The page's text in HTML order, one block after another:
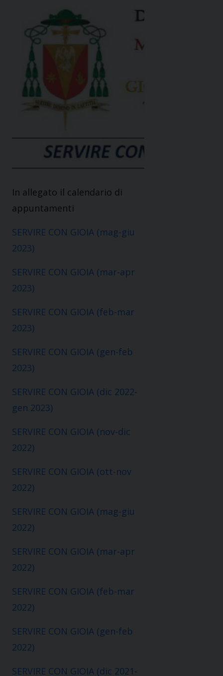
In allegato il calendario di
appuntamenti
SERVIRE CON GIOIA (mag-giu
2023)
SERVIRE CON GIOIA (mar-apr
2023)
SERVIRE CON GIOIA (feb-mar
2023)
SERVIRE CON GIOIA (gen-feb
2023)
SERVIRE CON GIOIA (dic 2022-
gen 2023)
SERVIRE CON GIOIA (nov-dic
2022)
SERVIRE CON GIOIA (ott-nov
2022)
SERVIRE CON GIOIA (mag-giu
2022)
SERVIRE CON GIOIA (mar-apr
2022)
SERVIRE CON GIOIA (feb-mar
2022)
SERVIRE CON GIOIA (gen-feb
2022)
SERVIRE CON GIOIA (dic 2021-